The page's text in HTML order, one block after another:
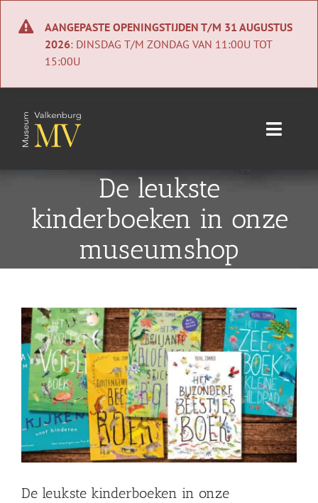
naar
AANGEPASTE OPENINGSTIJDEN T/M 31 AUGUSTUS
2026: DINSDAG T/M ZONDAG VAN 11:00U TOT
15:00U
Toggle
Home
Nieuws
Shop
Over Ons
BEZOEK
De leukste
kinderboeken in onze
museumshop
Bekijk
grotere
afbeelding
De leukste kinderboeken in onze